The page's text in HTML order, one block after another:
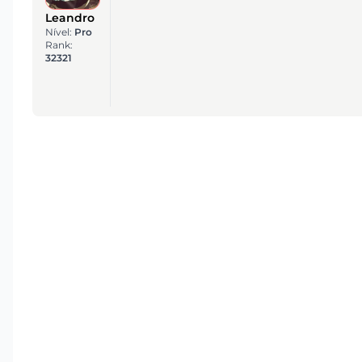
Leandro
Nível: Pro
Rank:
32321